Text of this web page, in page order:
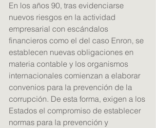
En los años 90, tras evidenciarse
nuevos riesgos en la actividad
empresarial con escándalos
financieros como el del caso Enron, se
establecen nuevas obligaciones en
materia contable y los organismos
internacionales comienzan a elaborar
convenios para la prevención de la
corrupción. De esta forma, exigen a los
Estados el compromiso de establecer
normas para la prevención y